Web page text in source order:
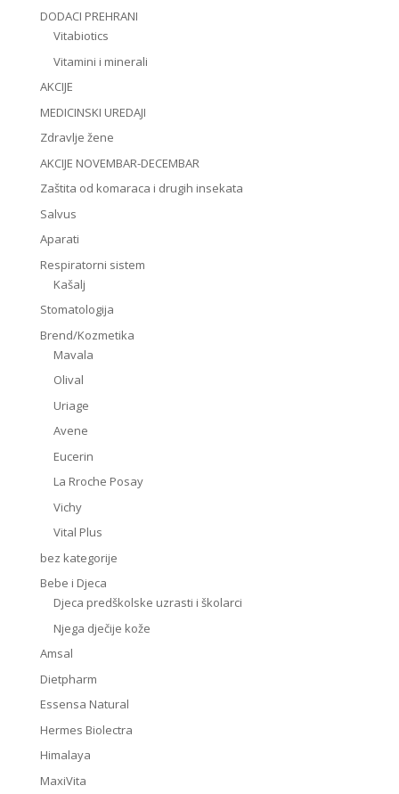
DODACI PREHRANI
Vitabiotics
Vitamini i minerali
AKCIJE
MEDICINSKI UREDAJI
Zdravlje žene
AKCIJE NOVEMBAR-DECEMBAR
Zaštita od komaraca i drugih insekata
Salvus
Aparati
Respiratorni sistem
Kašalj
Stomatologija
Brend/Kozmetika
Mavala
Olival
Uriage
Avene
Eucerin
La Rroche Posay
Vichy
Vital Plus
bez kategorije
Bebe i Djeca
Djeca predškolske uzrasti i školarci
Njega dječije kože
Amsal
Dietpharm
Essensa Natural
Hermes Biolectra
Himalaya
MaxiVita